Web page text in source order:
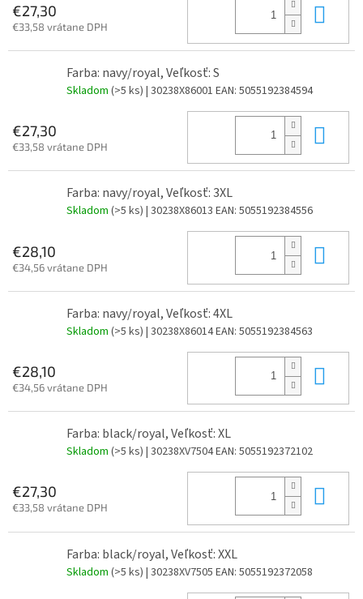
€27,30
€33,58 vrátane DPH
Farba: navy/royal, Veľkosť: S
Skladom (>5 ks) | 30238X86001 EAN: 5055192384594
€27,30
€33,58 vrátane DPH
Farba: navy/royal, Veľkosť: 3XL
Skladom (>5 ks) | 30238X86013 EAN: 5055192384556
€28,10
€34,56 vrátane DPH
Farba: navy/royal, Veľkosť: 4XL
Skladom (>5 ks) | 30238X86014EAN: 5055192384563
€28,10
€34,56 vrátane DPH
Farba: black/royal, Veľkosť: XL
Skladom (>5 ks) | 30238XV7504EAN: 5055192372102
€27,30
€33,58 vrátane DPH
Farba: black/royal, Veľkosť: XXL
Skladom (>5 ks) | 30238XV7505 EAN: 5055192372058